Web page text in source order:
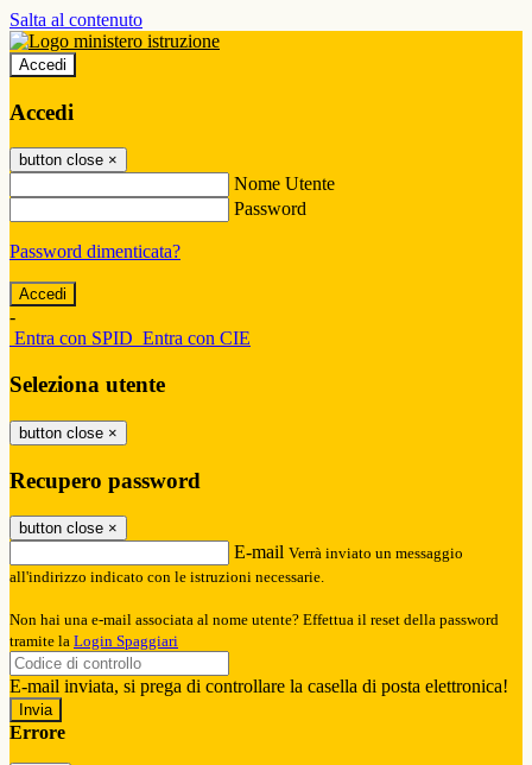
Salta al contenuto
Accedi
Accedi
button close ×
Nome Utente
Password
Password dimenticata?
-
Entra con SPID Entra con CIE
Seleziona utente
button close ×
Recupero password
button close ×
E-mail Verrà inviato un messaggio
all'indirizzo indicato con le istruzioni necessarie.
Non hai una e-mail associata al nome utente? Effettua il reset della password
tramite la Login Spaggiari
E-mail inviata, si prega di controllare la casella di posta elettronica!
Errore